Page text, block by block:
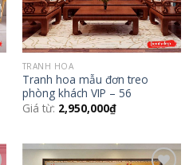
TRANH HOA
Tranh hoa mẫu đơn treo
phòng khách VIP – 56
Giá từ: 2,950,000₫